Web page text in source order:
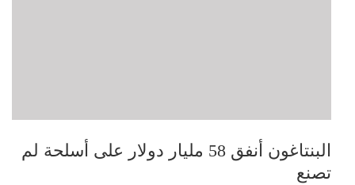
البنتاغون أنفق 58 مليار دولار على أسلحة لم
تصنع